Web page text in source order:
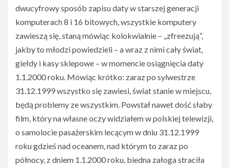
dwucyfrowy sposób zapisu daty w starszej generacji
komputerach 8 i 16 bitowych, wszystkie komputery
zawieszą się, staną mówiąc kolokwialnie – „zfreezują”,
jakby to młodzi powiedzieli – a wraz z nimi cały świat,
giełdy i kasy sklepowe – w momencie osiągnięcia daty
1.1.2000 roku. Mówiąc krótko: zaraz po sylwestrze
31.12.1999 wszystko się zawiesi, świat stanie w miejscu,
będą problemy ze wszystkim. Powstał nawet dość słaby
film, który na własne oczy widziałem w polskiej telewizji,
o samolocie pasażerskim lecącym w dniu 31.12.1999
roku gdzieś nad oceanem, nad którym to zaraz po
północy, z dniem 1.1.2000 roku, biedna załoga straciła